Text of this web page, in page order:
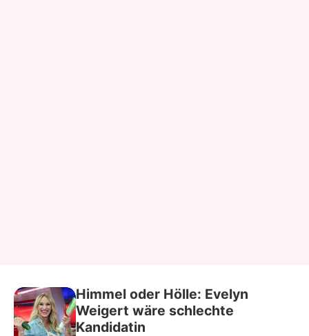
Himmel oder Hölle: Evelyn
Weigert wäre schlechte
Kandidatin